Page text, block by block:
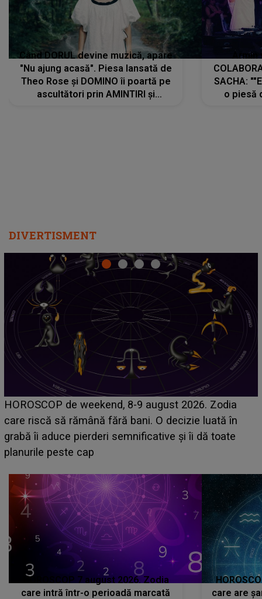
Când DORUL devine muzică, apare
"Nu ajung acasă". Piesa lansată de
Theo Rose și DOMINO îi poartă pe
ascultători prin AMINTIRI și
SACHA:
o piesă
DIVERTISMENT
Emanuel a ținut ACEST DETALIU ASCUNS până
acum! În fața Alexandrei, concurentul din Casa Iubirii
face o MĂRTURISIRE NEAȘTEPTATĂ despre mama
sa: "I-am spus și ei în față, eu nu te iubesc pentru
HOROSCOP 7 august 2026. Zodia
care intră într-o perioadă marcată
care are